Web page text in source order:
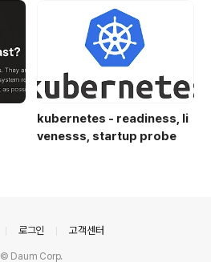
kubernetes - readiness, li
venesss, startup probe
로그인 고객센터
© Daum Corp.